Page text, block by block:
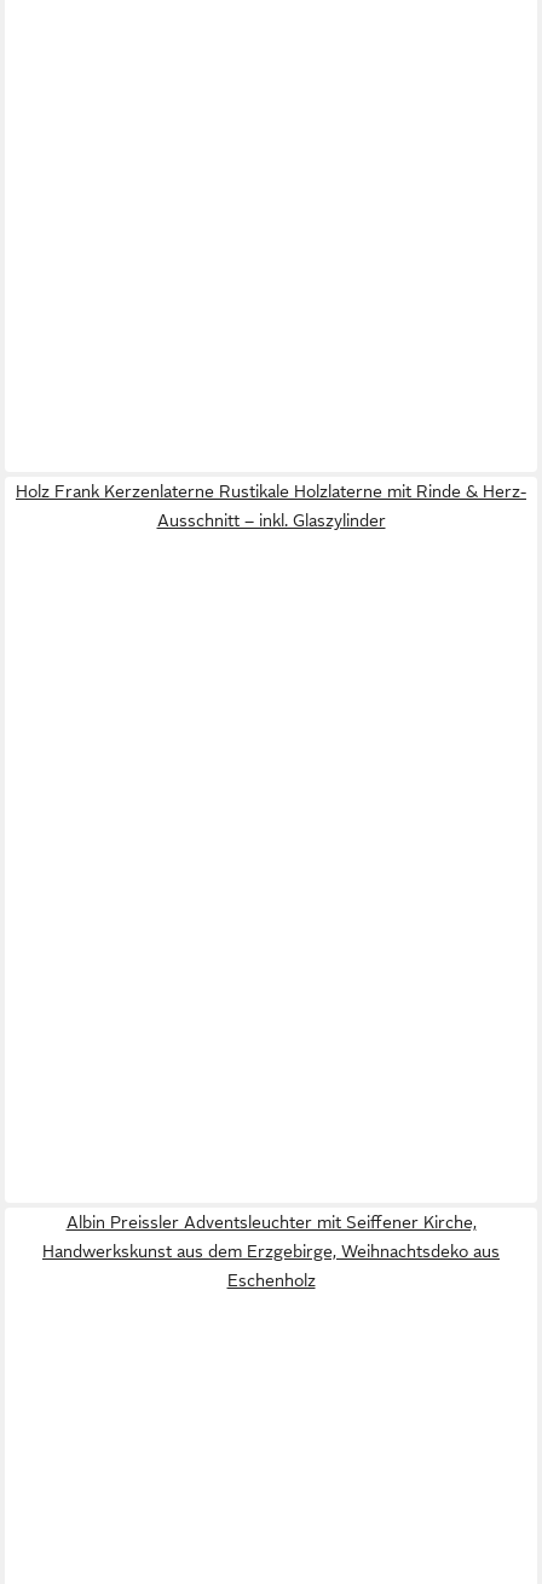
Holz Frank Kerzenlaterne Rustikale Holzlaterne mit Rinde & Herz-
Ausschnitt – inkl. Glaszylinder
Albin Preissler Adventsleuchter mit Seiffener Kirche,
Handwerkskunst aus dem Erzgebirge, Weihnachtsdeko aus
Eschenholz